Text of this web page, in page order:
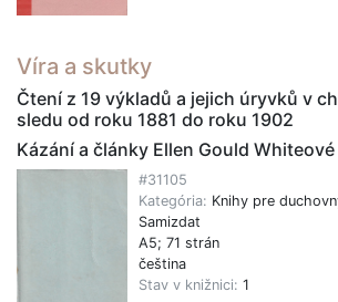
Víra a skutky
Čtení z 19 výkladů a jejich úryvků v
sledu od roku 1881 do roku 1902
Kázání a články Ellen Gould Whiteové
#31105
Kategória: Knihy pre
Samizdat
A5; 71 strán
čeština
Stav v knižnici: 1